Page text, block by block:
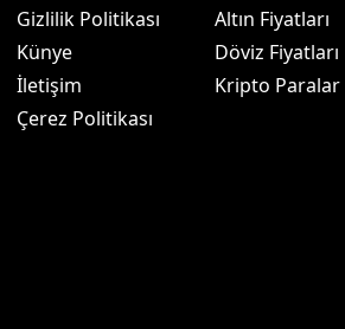
Gizlilik Politikası
Künye
İletişim
Çerez Politikası
Altın Fiyatları
Döviz Fiyatları
Kripto Paralar